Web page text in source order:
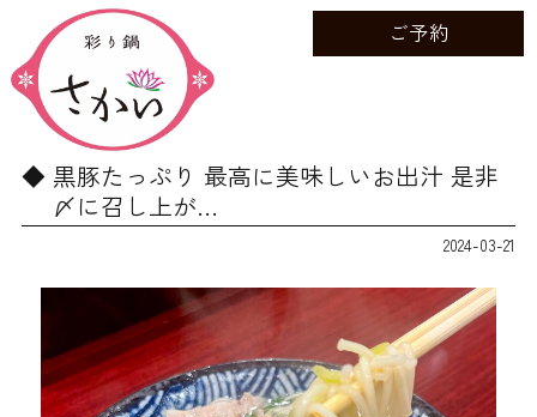
ご予約
黒豚たっぷり 最高に美味しいお出汁 是非
〆に召し上が…
2024-03-21